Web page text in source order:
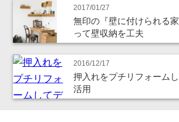
2017/01/27
無印の『壁に付けられる
って壁収納を工夫
2016/12/17
押入れをプチリフォーム
活用